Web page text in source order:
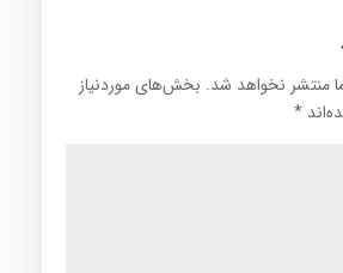
منتشر نخواهد شد. بخش‌های موردنیاز
*